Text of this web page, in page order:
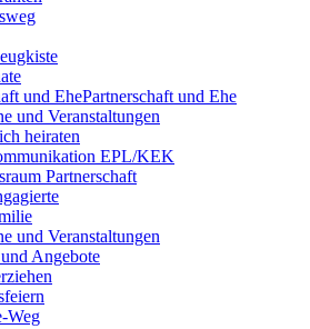
Partnerschaft und Ehe
und Veranstaltungen
heiraten
EPL/KEK
Partnerschaft
und Veranstaltungen
Angebote
Weg